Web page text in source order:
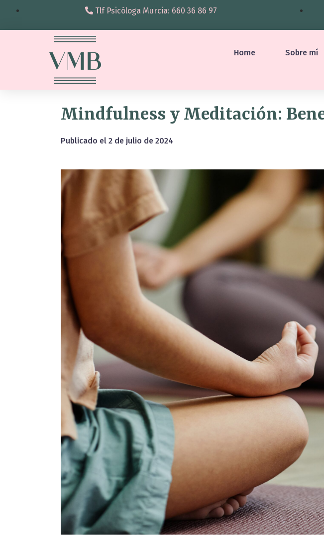
Tlf Psicóloga Murcia: 660 36 86 97
Home Sobre mí
Mindfulness y Meditación:
Publicado el 2 de julio de 2024